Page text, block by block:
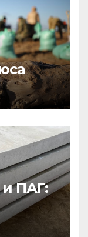
ПАГ: